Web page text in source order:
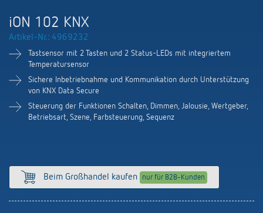
Apps
Referenzen
Konformitätserklärungen
Nachhaltigkeit
Engagement
Design
Historie
Vertrieb Deutschland
Vertrieb Weltweit
Ansprechpartner OEM
Anfrageformular
LUXORliving
iON 102 KNX
Artikel-Nr.: 4969232
Tastsensor mit 2 Tasten und 2 Status-LEDs mit integriertem
Temperatursensor
Sichere Inbetriebnahme und Kommunikation durch Unterstützung
von KNX Data Secure
Steuerung der Funktionen Schalten, Dimmen, Jalousie, Wertgeber,
Betriebsart, Szene, Farbsteuerung, Sequenz
Beim Großhandel kaufen nur für B2B-Kunden